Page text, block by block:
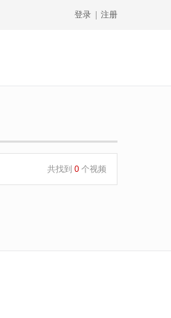
登录 注册
共找到 0 个视频